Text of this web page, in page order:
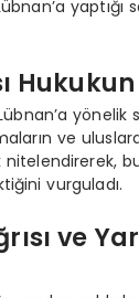
yaptığı
yönelik
ve
vurguladı.
ve